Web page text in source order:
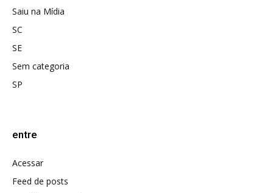
Saiu na Mídia
SC
SE
Sem categoria
SP
entre
Acessar
Feed de posts